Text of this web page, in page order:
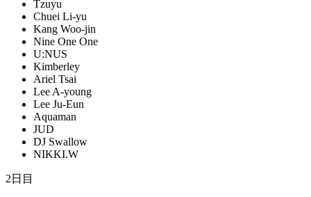
Tzuyu
Chuei Li-yu
Kang Woo-jin
Nine One One
U:NUS
Kimberley
Ariel Tsai
Lee A-young
Lee Ju-Eun
Aquaman
JUD
DJ Swallow
NIKKI.W
2日目